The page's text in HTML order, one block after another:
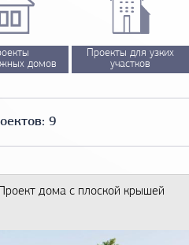
домов
Проекты для узких
участков
9
Проект дома с плоской крышей